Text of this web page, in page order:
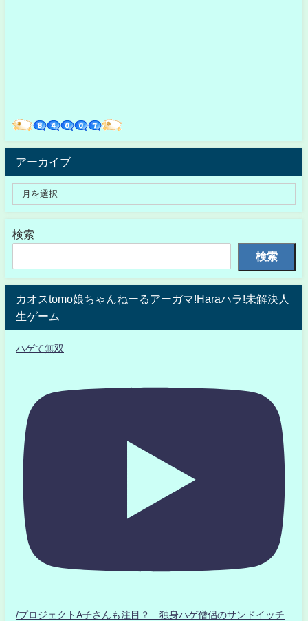
アーカイブ
検索
検索
カオスtomo娘ちゃんねーるアーガマ!Haraハラ!未解決人
生ゲーム
ハゲて無双
/プロジェクトA子さんも注目？ 独身ハゲ僧侶のサンドイッチ